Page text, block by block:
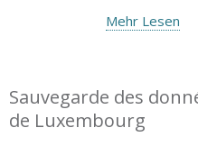
Mehr Lesen
Sauvegarde des
de Luxembourg